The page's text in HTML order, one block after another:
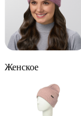
Женское